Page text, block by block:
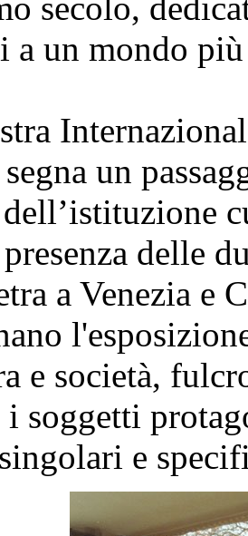
a un mondo
un
delle
a Venezia e
e società,
i soggetti
e